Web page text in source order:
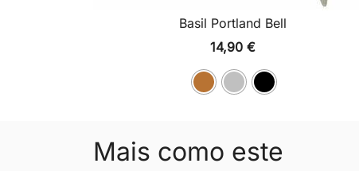
Basil Portland Bell
14,90 €
Mais como este